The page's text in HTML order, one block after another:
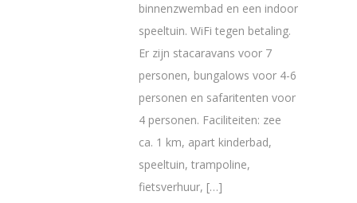
binnenzwembad en een indoor
speeltuin. WiFi tegen betaling.
Er zijn stacaravans voor 7
personen, bungalows voor 4-6
personen en safaritenten voor
4 personen. Faciliteiten: zee
ca. 1 km, apart kinderbad,
speeltuin, trampoline,
fietsverhuur, […]